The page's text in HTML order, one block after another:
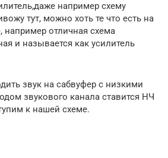
например схему
тут, можно хоть те что есть на
например отличная схема
и называется как усилитель
звук на сабвуфер с низкими
звукового канала ставится НЧ
к нашей схеме.